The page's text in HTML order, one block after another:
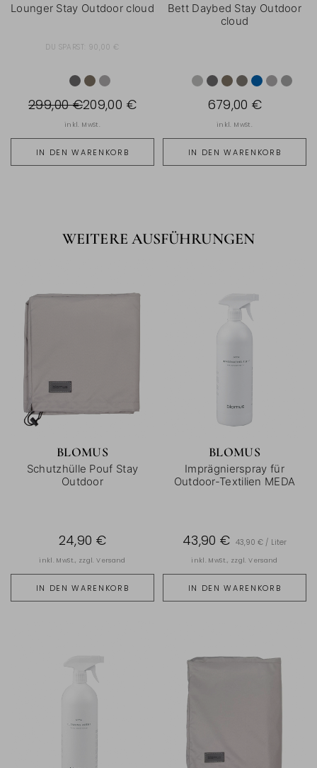
Lounger Stay Outdoor cloud
DU SPARST: 90,00 €
IN DEN WARENKORB
299,00 €209,00 €
inkl. MwSt.
Bett Daybed Stay Outdoor
cloud
IN DEN WARENKORB
679,00 €
inkl. MwSt.
WEITERE AUSFÜHRUNGEN
BLOMUS
Schutzhülle Pouf Stay
Outdoor
IN DEN WARENKORB
24,90 €
inkl. MwSt., zzgl.Versand
BLOMUS
Imprägnierspray für
Outdoor-Textilien MEDA
IN DEN WARENKORB
43,90 € 43,90 € / Liter
inkl. MwSt., zzgl.Versand